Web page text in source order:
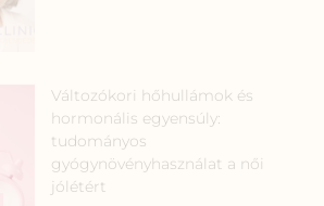
Változókori hőhullámok és
hormonális egyensúly:
tudományos
gyógynövényhasználat a női
jólétért